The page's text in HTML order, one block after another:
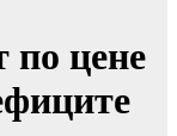
по цене